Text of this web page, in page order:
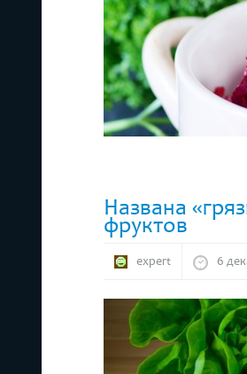
Названа
фруктов
expert 6